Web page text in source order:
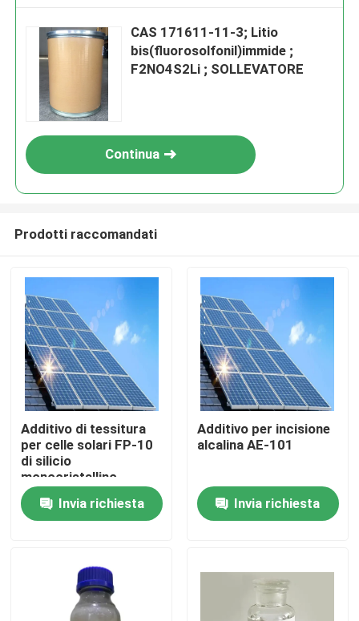
Casa.
Prodotti
Chi Siamo
CAS 171611-11-3; Litio
bis(fluorosolfonil)immide ;
F2NO4S2Li ; SOLLEVATORE
Continua
Prodotti raccomandati
Additivo di tessitura
per celle solari FP-10
di silicio
monocristallino
Invia richiesta
Additivo per incisione
alcalina AE-101
Invia richiesta